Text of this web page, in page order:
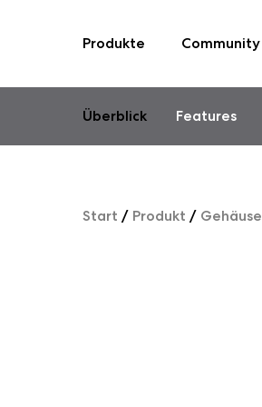
Produkte Community
Überblick
Features
Start / Produkt / Gehäuse